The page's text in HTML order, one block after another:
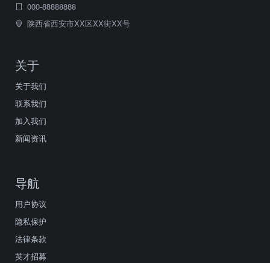
000-88888888
陕西省西安市XX区XX街XX号
关于
关于我们
联系我们
加入我们
新闻资讯
导航
用户协议
隐私保护
法律条款
英才招募